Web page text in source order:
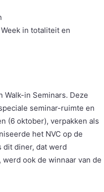
in totaliteit en
Walk-in Seminars. Deze
seminar-ruimte en
(6 oktober), verpakken als
het NVC op de
dit diner, dat werd
ook de winnaar van de